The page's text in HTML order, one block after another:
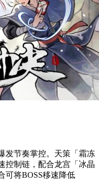
发节奏掌控。天策「霜冻
控制链，配合龙宫「冰晶
可将BOSS移速降低